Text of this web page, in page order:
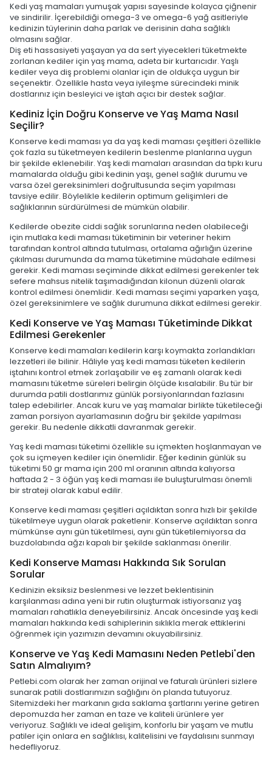
Kedi yaş mamaları yumuşak yapısı sayesinde kolayca çiğnenir
ve sindirilir. İçerebildiği omega-3 ve omega-6 yağ asitleriyle
kedinizin tüylerinin daha parlak ve derisinin daha sağlıklı
olmasını sağlar.
Diş eti hassasiyeti yaşayan ya da sert yiyecekleri tüketmekte
zorlanan kediler için yaş mama, adeta bir kurtarıcıdır. Yaşlı
kediler veya diş problemi olanlar için de oldukça uygun bir
seçenektir. Özellikle hasta veya iyileşme sürecindeki minik
dostlarınız için besleyici ve iştah açıcı bir destek sağlar.
Kediniz İçin Doğru Konserve ve Yaş Mama Nasıl
Seçilir?
Konserve kedi maması ya da yaş kedi maması çeşitleri özellikle
çok fazla su tüketmeyen kedilerin beslenme planlarına uygun
bir şekilde eklenebilir. Yaş kedi mamaları arasından da tıpkı kuru
mamalarda olduğu gibi kedinin yaşı, genel sağlık durumu ve
varsa özel gereksinimleri doğrultusunda seçim yapılması
tavsiye edilir. Böylelikle kedilerin optimum gelişimleri de
sağlıklarının sürdürülmesi de mümkün olabilir.
Kedilerde obezite ciddi sağlık sorunlarına neden olabileceği
için mutlaka kedi maması tüketiminin bir veteriner hekim
tarafından kontrol altında tutulması, ortalama ağırlığın üzerine
çıkılması durumunda da mama tüketimine müdahale edilmesi
gerekir. Kedi maması seçiminde dikkat edilmesi gerekenler tek
sefere mahsus nitelik taşımadığından kilonun düzenli olarak
kontrol edilmesi önemlidir. Kedi maması seçimi yaparken yaşa,
özel gereksinimlere ve sağlık durumuna dikkat edilmesi gerekir.
Kedi Konserve ve Yaş Maması Tüketiminde Dikkat
Edilmesi Gerekenler
Konserve kedi mamaları kedilerin karşı koymakta zorlandıkları
lezzetleri ile bilinir. Hâliyle yaş kedi maması tüketen kedilerin
iştahını kontrol etmek zorlaşabilir ve eş zamanlı olarak kedi
mamasını tüketme süreleri belirgin ölçüde kısalabilir. Bu tür bir
durumda patili dostlarımız günlük porsiyonlarından fazlasını
talep edebilirler. Ancak kuru ve yaş mamalar birlikte tüketileceği
zaman porsiyon ayarlamasının doğru bir şekilde yapılması
gerekir. Bu nedenle dikkatli davranmak gerekir.
Yaş kedi maması tüketimi özellikle su içmekten hoşlanmayan ve
çok su içmeyen kediler için önemlidir. Eğer kedinin günlük su
tüketimi 50 gr mama için 200 ml oranının altında kalıyorsa
haftada 2 - 3 öğün yaş kedi maması ile buluşturulması önemli
bir strateji olarak kabul edilir.
Konserve kedi maması çeşitleri açıldıktan sonra hızlı bir şekilde
tüketilmeye uygun olarak paketlenir. Konserve açıldıktan sonra
mümkünse aynı gün tüketilmesi, aynı gün tüketilemiyorsa da
buzdolabında ağzı kapalı bir şekilde saklanması önerilir.
Kedi Konserve Maması Hakkında Sık Sorulan
Sorular
Kedinizin eksiksiz beslenmesi ve lezzet beklentisinin
karşılanması adına yeni bir rutin oluşturmak istiyorsanız yaş
mamaları rahatlıkla deneyebilirsiniz. Ancak öncesinde yaş kedi
mamaları hakkında kedi sahiplerinin sıklıkla merak ettiklerini
öğrenmek için yazımızın devamını okuyabilirsiniz.
Konserve ve Yaş Kedi Mamasını Neden Petlebi'den
Satın Almalıyım?
Petlebi.com olarak her zaman orijinal ve faturalı ürünleri sizlere
sunarak patili dostlarımızın sağlığını ön planda tutuyoruz.
Sitemizdeki her markanın gıda saklama şartlarını yerine getiren
depomuzda her zaman en taze ve kaliteli ürünlere yer
veriyoruz. Sağlıklı ve ideal gelişim, konforlu bir yaşam ve mutlu
patiler için onlara en sağlıklısı, kalitelisini ve faydalısını sunmayı
hedefliyoruz.